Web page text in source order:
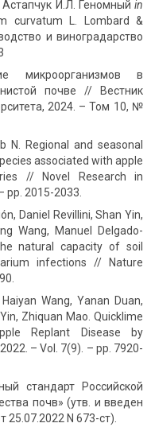
И.Л. Геномный in
curvatum L. Lombard &
и виноградарство
микроорганизмов в
почве // Вестник
2024. – Том 10, №
N. Regional and seasonal
associated with apple
// Novel Research in
рр. 2015-2033.
Daniel Revillini, Shan Yin,
Wang, Manuel Delgado-
natural capacity of soil
infections // Nature
Wang, Yanan Duan,
Zhiquan Mao. Quicklime
Replant Disease by
– Vol. 7(9). – pp. 7920-
стандарт Российской
почв» (утв. и введен
25.07.2022 N 673-ст).